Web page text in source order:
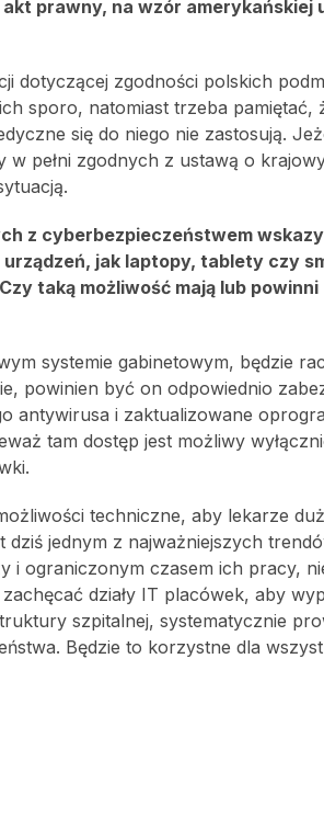
prawny, na wzór amerykańskiej
dotyczącej zgodności polskich
sporo, natomiast trzeba pamiętać,
się do niego nie zastosują.
pełni zgodnych z ustawą o
z cyberbezpieczeństwem
jak laptopy, tablety czy
taką możliwość mają lub powinni
systemie gabinetowym, będzie
powinien być on odpowiednio
antywirusa i zaktualizowane
tam dostęp jest możliwy
techniczne, aby lekarze
jednym z najważniejszych
i ograniczonym czasem ich pracy,
działy IT placówek, aby
szpitalnej, systematycznie
Będzie to korzystne dla